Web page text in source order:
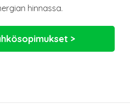
hinnassa.
>